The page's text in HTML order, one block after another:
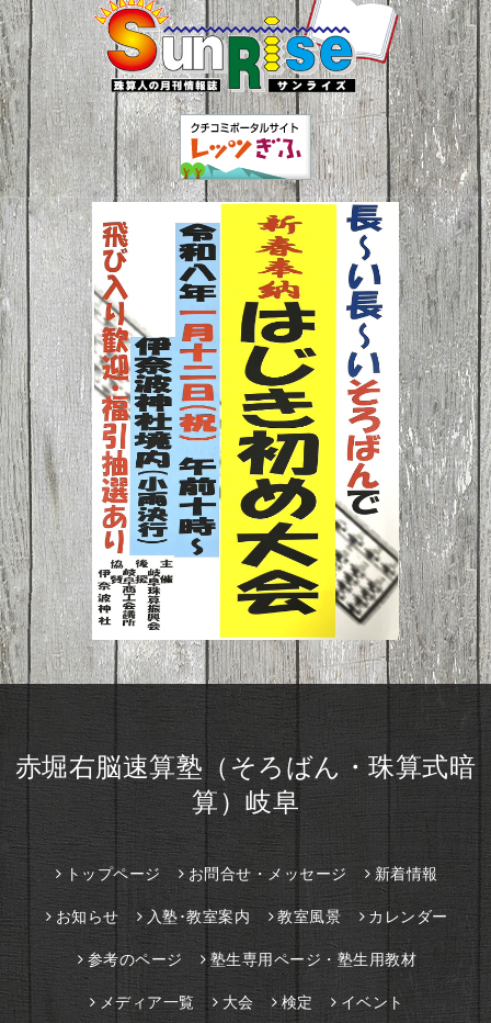
赤堀右脳速算塾（そろばん・珠算式暗
算）岐阜
トップページ お問合せ・メッセージ 新着情報
お知らせ 入塾･教室案内 教室風景 カレンダー
参考のページ 塾生専用ページ・塾生用教材
メディア一覧 大会 検定 イベント